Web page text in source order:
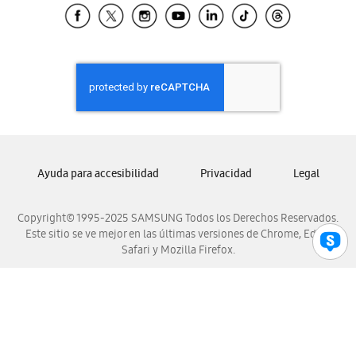
Samsung El Salvador
Samsung Honduras
Samsung Nicaragua
Samsung Panamá
Samsung Venezuela
Copyright© 1995-2025 SAMSUNG Todos los Derechos Reservados.
Este sitio se ve mejor en las últimas versiones de Chrome, Edge,
Safari y Mozilla Firefox.
Ayuda para accesibilidad Privacidad Legal